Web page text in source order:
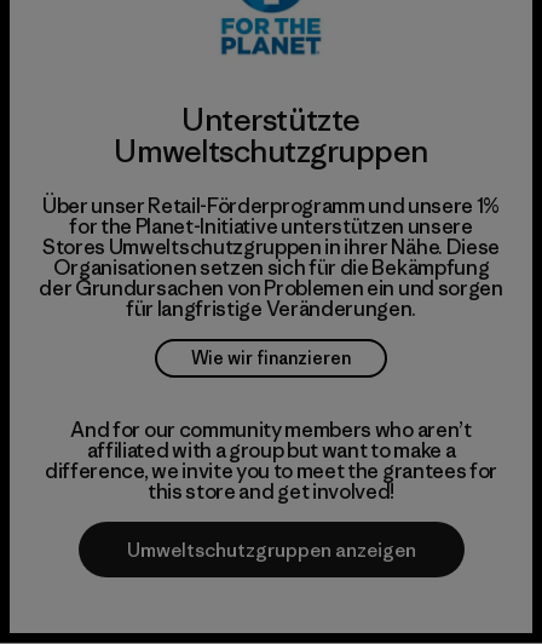
Unterstützte
Umweltschutzgruppen
Über unser Retail-Förderprogramm und unsere 1%
for the Planet-Initiative unterstützen unsere
Stores Umweltschutzgruppen in ihrer Nähe. Diese
Organisationen setzen sich für die Bekämpfung
der Grundursachen von Problemen ein und sorgen
für langfristige Veränderungen.
Wie wir finanzieren
And for our community members who aren’t
affiliated with a group but want to make a
difference, we invite you to meet the grantees for
this store and get involved!
Umweltschutzgruppen anzeigen